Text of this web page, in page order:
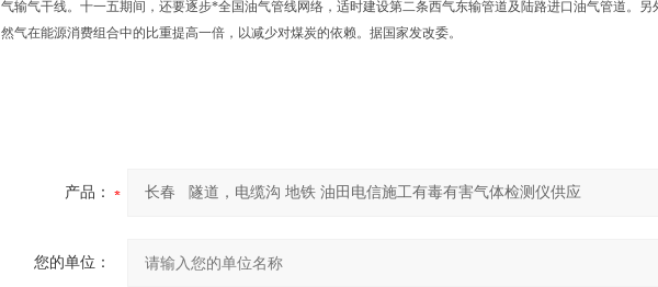
气输气干线。十一五期间，还要逐步*全国油气管线网络，适时建设第二条西气东输管道及陆路进口油气管道。另
然气在能源消费组合中的比重提高一倍，以减少对煤炭的依赖。据国家发改委。
产品：
您的单位：